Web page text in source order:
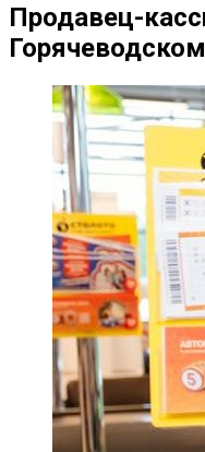
Продавец-
Горячеводском